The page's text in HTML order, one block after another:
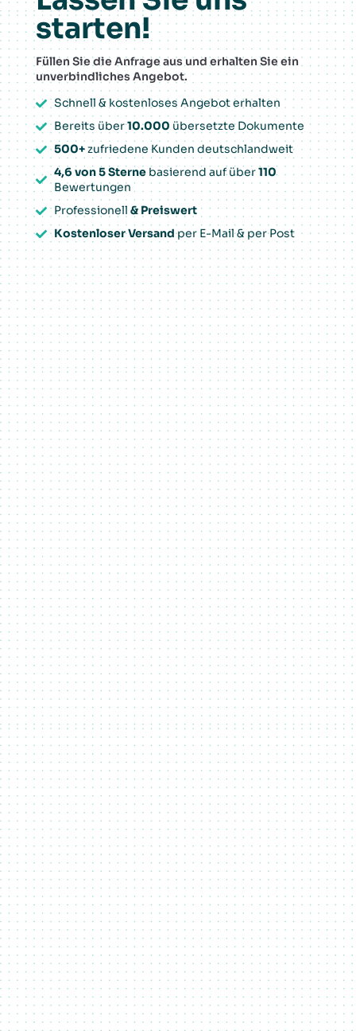
starten!
Füllen Sie die Anfrage aus und erhalten Sie ein
unverbindliches Angebot.
Schnell & kostenloses Angebot erhalten
Bereits über10.000 übersetzte Dokumente
500+zufriedene Kunden deutschlandweit
4,6 von 5 Sternebasierend auf über110
Bewertungen
Professionell & Preiswert
Kostenloser Versandper E-Mail & per Post